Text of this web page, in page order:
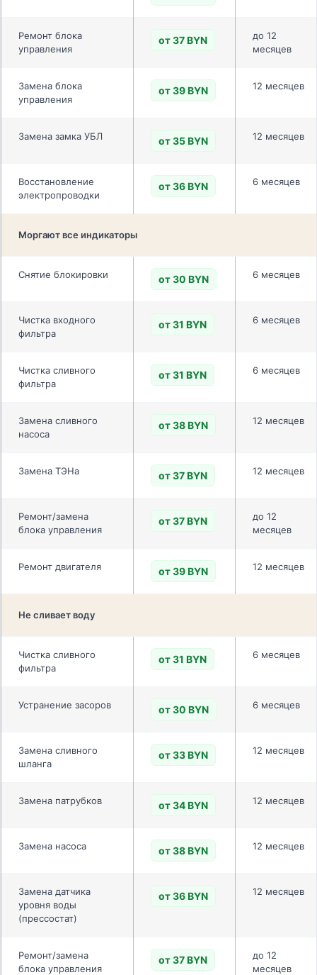
Ремонт блока
управления
от 37 BYN
до 12
месяцев
Замена блока
управления
от 39 BYN 12 месяцев
Замена замка УБЛ от 35 BYN 12 месяцев
Восстановление
электропроводки
от 36 BYN 6 месяцев
Моргают все индикаторы
Снятие блокировки от 30 BYN 6 месяцев
Чистка входного
фильтра
от 31 BYN 6 месяцев
Чистка сливного
фильтра
от 31 BYN 6 месяцев
Замена сливного
насоса
от 38 BYN 12 месяцев
Замена ТЭНа от 37 BYN 12 месяцев
Ремонт/замена
блока управления
от 37 BYN
до 12
месяцев
Ремонт двигателя от 39 BYN 12 месяцев
Не сливает воду
Чистка сливного
фильтра
от 31 BYN 6 месяцев
Устранение засоров от 30 BYN 6 месяцев
Замена сливного
шланга
от 33 BYN 12 месяцев
Замена патрубков от 34 BYN 12 месяцев
Замена насоса от 38 BYN 12 месяцев
Замена датчика
уровня воды
(прессостат)
от 36 BYN 12 месяцев
Ремонт/замена
блока управления
от 37 BYN
до 12
месяцев